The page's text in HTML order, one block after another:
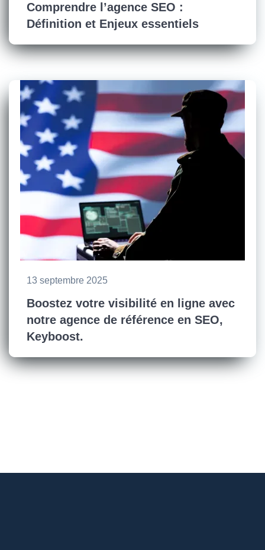
Comprendre l’agence SEO :
Définition et Enjeux essentiels
13 septembre 2025
Boostez votre visibilité en ligne avec
notre agence de référence en SEO,
Keyboost.